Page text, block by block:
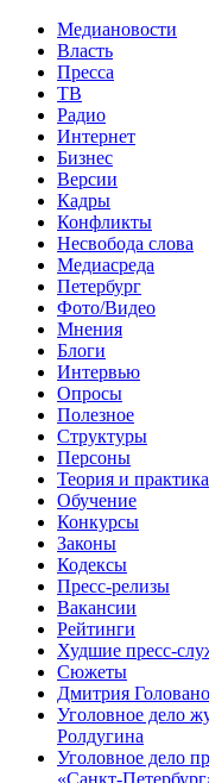
Медиановости
Власть
Пресса
ТВ
Радио
Интернет
Бизнес
Версии
Кадры
Конфликты
Несвобода слова
Медиасреда
Петербург
Фото/Видео
Мнения
Блоги
Интервью
Опросы
Полезное
Структуры
Персоны
Теория и практика
Обучение
Конкурсы
Законы
Кодексы
Пресс-релизы
Вакансии
Рейтинги
Худшие пресс-
Сюжеты
Дмитрия
Уголовное дело
Ролдугина
Уголовное дело
«Санкт-